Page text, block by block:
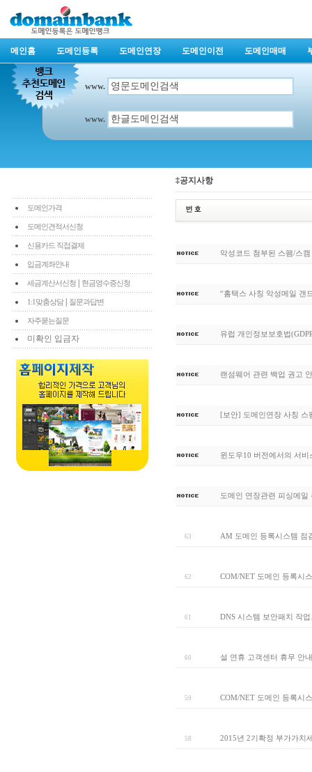
메인홈 도메인등록 도메인연장 도메인이전 도메인매매
www.
www.
도메인가격
도메인견적서신청
신용카드 직접결제
입금계좌안내
세금계산서신청 현금영수증신청
1:1맞춤상담| 질문과답변
자주묻는질문
미확인 입금자
‡공지사항
악성코드 첨부된 스팸/스
“홈택스 사칭 악성메일 갠
유럽 개인정보보호법
랜섬웨어 관련 백업 권고
[보안] 도메인연장 사칭 스
윈도우10 버전에서의 서
도메인 연장관련 피싱메일
63 AM 도메인 등록시스템 점
62 COM/NET 도메인 등록시
61 DNS 시스템 보안패치 작
60 설 연휴 고객센터 휴무 안
59 COM/NET 도메인 등록시
58 2015년 2기확정 부가가치